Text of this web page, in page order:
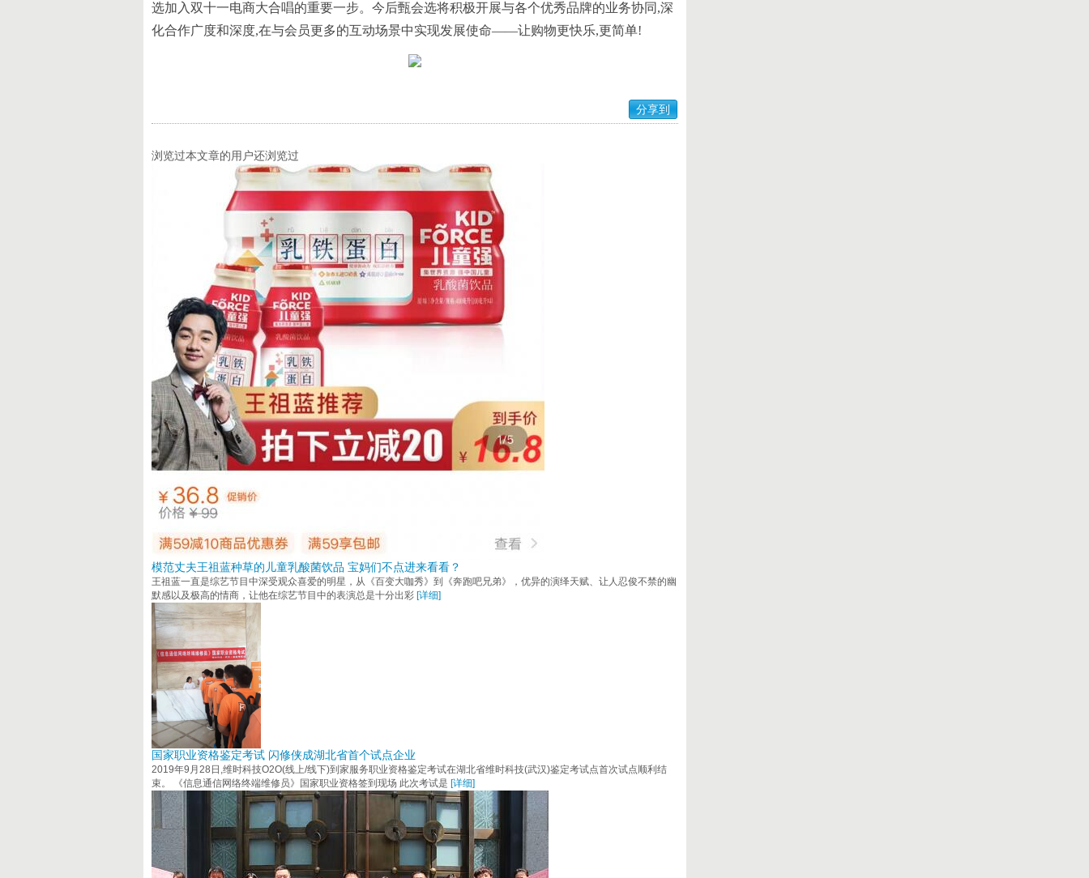
选加入双十一电商大合唱的重要一步。今后甄会选将积极开展与各个优秀品牌的业务协同,深
化合作广度和深度,在与会员更多的互动场景中实现发展使命——让购物更快乐,更简单!
分享到
浏览过本文章的用户还浏览过
模范丈夫王祖蓝种草的儿童乳酸菌饮品 宝妈们不点进来看看？
王祖蓝一直是综艺节目中深受观众喜爱的明星，从《百变大咖秀》到《奔跑吧兄弟》，优异的演绎天赋、让人忍俊不禁的幽
默感以及极高的情商，让他在综艺节目中的表演总是十分出彩 [详细]
国家职业资格鉴定考试 闪修侠成湖北省首个试点企业
2019年9月28日,维时科技O2O(线上/线下)到家服务职业资格鉴定考试在湖北省维时科技(武汉)鉴定考试点首次试点顺利结
束。 《信息通信网络终端维修员》国家职业资格签到现场 此次考试是 [详细]